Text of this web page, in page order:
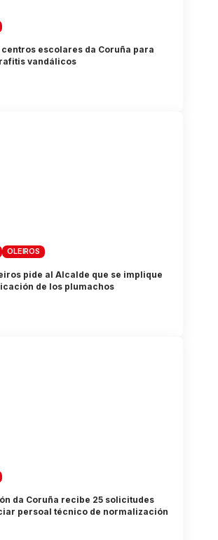
centros escolares da Coruña para
vandálicos
OLEIROS
pide al Alcalde que se implique
de los plumachos
da Coruña recibe 25 solicitudes
persoal técnico de normalización